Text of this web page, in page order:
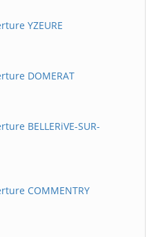
YZEURE
DOMERAT
BELLERiVE-SUR-
COMMENTRY